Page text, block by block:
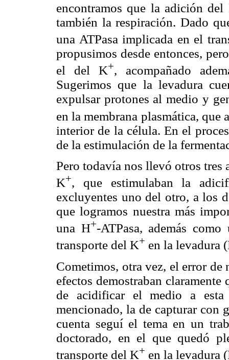
encontramos que la adición del
también la respiración. Dado
una ATPasa implicada en el
propusimos desde entonces,
el del K+, acompañado
Sugerimos que la levadura
expulsar protones al medio y
en la membrana plasmática,
interior de la célula. En el
de la estimulación de la
Pero todavía nos llevó otros tres
K+, que estimulaban la
excluyentes uno del otro, a los
que logramos nuestra más
una H+-ATPasa, además
transporte del K+ en la levadura
Cometimos, otra vez, el error
efectos demostraban
de acidificar el medio a
mencionado, la de capturar con
cuenta seguí el tema en un
doctorado, en el que quedó
transporte del K+ en la levadura